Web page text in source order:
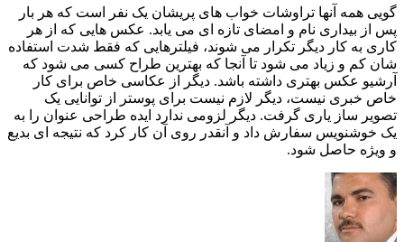
گویی همه آنها تراوشات خواب های پریشان یک نفر است که هر بار
پس از بیداری نام و امضای تازه ای می یابد. عکس هایی که از هر
کاری به کار دیگر تکرار می شوند، فیلترهایی که فقط شدت استفاده
شان کم و زیاد می شود تا آنجا که بهترین طراح کسی می شود که
آرشیو عکس بهتری داشته باشد. دیگر از عکاسی خاص برای کار
خاص خبری نیست، دیگر لازم نیست برای پوستر از توانایی یک
تصویر ساز یاری گرفت. دیگر لزومی ندارد ایده طراحی عنوان را به
یک خوشنویس سفارش داد و آنقدر روی آن کار کرد که نتیجه ای بدیع
و ویژه حاصل شود.